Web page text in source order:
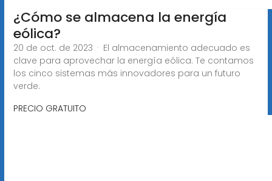
¿Cómo se almacena la energía
eólica?
20 de oct. de 2023 · El almacenamiento adecuado es
clave para aprovechar la energía eólica. Te contamos
los cinco sistemas más innovadores para un futuro
verde.
PRECIO GRATUITO